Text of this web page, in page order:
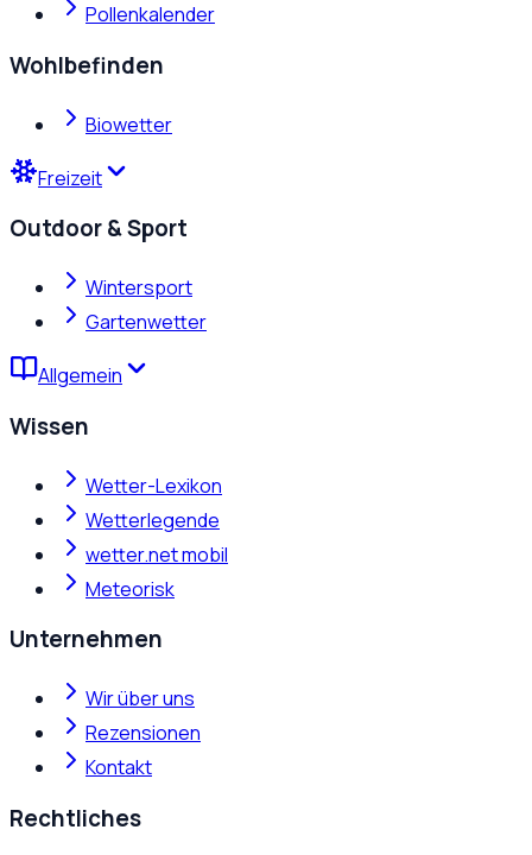
Pollenkalender
Wohlbefinden
Biowetter
Freizeit
Outdoor & Sport
Wintersport
Gartenwetter
Allgemein
Wissen
Wetter-Lexikon
Wetterlegende
wetter.net mobil
Meteorisk
Unternehmen
Wir über uns
Rezensionen
Kontakt
Rechtliches